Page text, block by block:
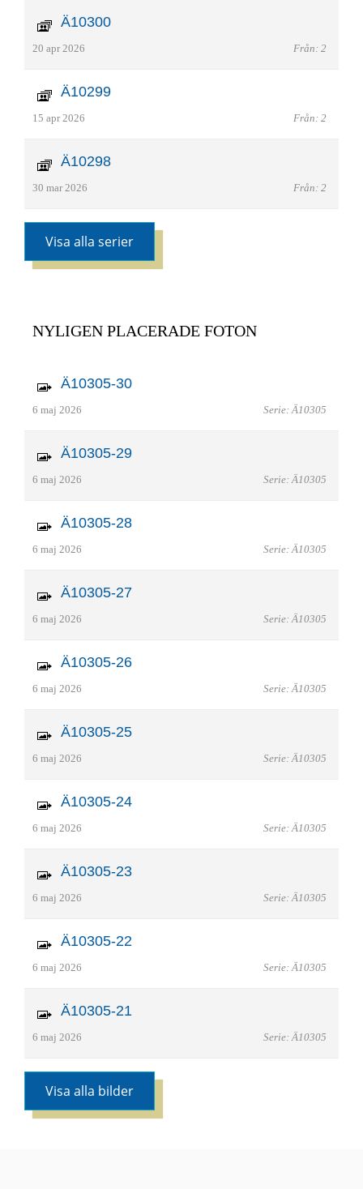
Ä10300
20 apr 2026 Från: 2
Ä10299
15 apr 2026 Från: 2
Ä10298
30 mar 2026 Från: 2
Visa alla serier
NYLIGEN PLACERADE FOTON
Ä10305-30
6 maj 2026 Serie: Ä10305
Ä10305-29
6 maj 2026 Serie: Ä10305
Ä10305-28
6 maj 2026 Serie: Ä10305
Ä10305-27
6 maj 2026 Serie: Ä10305
Ä10305-26
6 maj 2026 Serie: Ä10305
Ä10305-25
6 maj 2026 Serie: Ä10305
Ä10305-24
6 maj 2026 Serie: Ä10305
Ä10305-23
6 maj 2026 Serie: Ä10305
Ä10305-22
6 maj 2026 Serie: Ä10305
Ä10305-21
6 maj 2026 Serie: Ä10305
Visa alla bilder